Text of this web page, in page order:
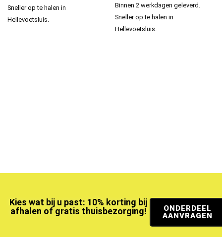
Sneller op te halen in
Hellevoetsluis.
Binnen 2 werkdagen geleverd.
Sneller op te halen in
Hellevoetsluis.
Kies wat bij u past: 10% korting bij
afhalen of gratis thuisbezorging!
ONDERDEEL
AANVRAGEN